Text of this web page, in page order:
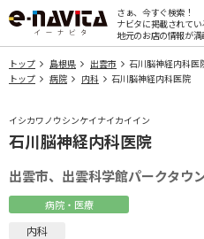
さぁ、今すぐ検索！
ナビタに掲載されてい
地元のお店の情報が満
トップ 島根県 出雲市
石川脳神経内科医
トップ
病院 内科 石川脳神経内科医院
イシカワノウシンケイナイカイイン
石川脳神経内科医院
出雲市、出雲科学館パークタウ
病院・医療
内科